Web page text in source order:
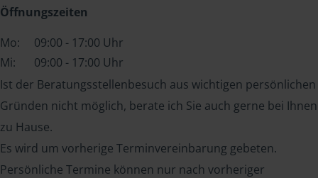
Öffnungszeiten
Mo:
09:00 - 17:00 Uhr
Mi:
09:00 - 17:00 Uhr
Ist der Beratungsstellenbesuch aus wichtigen persönlichen
Gründen nicht möglich, berate ich Sie auch gerne bei Ihnen
zu Hause.
Es wird um vorherige Terminvereinbarung gebeten.
Persönliche Termine können nur nach vorheriger